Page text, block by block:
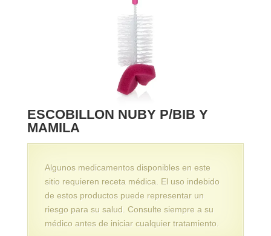
ESCOBILLON NUBY P/BIB Y
MAMILA
Algunos medicamentos disponibles en este
sitio requieren receta médica. El uso indebido
de estos productos puede representar un
riesgo para su salud. Consulte siempre a su
médico antes de iniciar cualquier tratamiento.